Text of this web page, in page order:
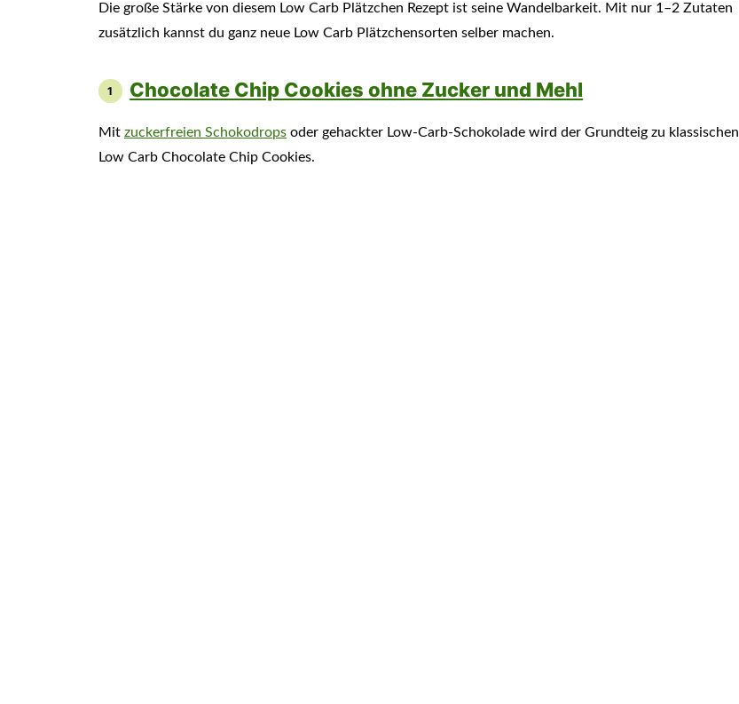
Die große Stärke von diesem Low Carb Plätzchen Rezept ist seine Wandelbarkeit. Mit nur 1–2 Zutaten
zusätzlich kannst du ganz neue Low Carb Plätzchensorten selber machen.
Chocolate Chip Cookies ohne Zucker und Mehl
Mit zuckerfreien Schokodrops oder gehackter Low-Carb-Schokolade wird der Grundteig zu klassischen
Low Carb Chocolate Chip Cookies.